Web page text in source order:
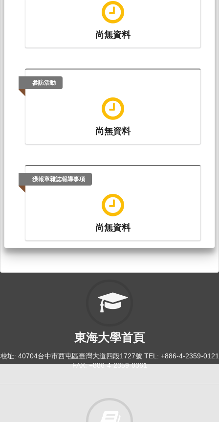
尚無資料
參訪活動
尚無資料
獲報章雜誌報導事項
尚無資料
東海大學首頁
校址: 40704台中市西屯區臺灣大道四段1727號 TEL: +886-4-2359-0121
FAX: +886-4-2359-0361